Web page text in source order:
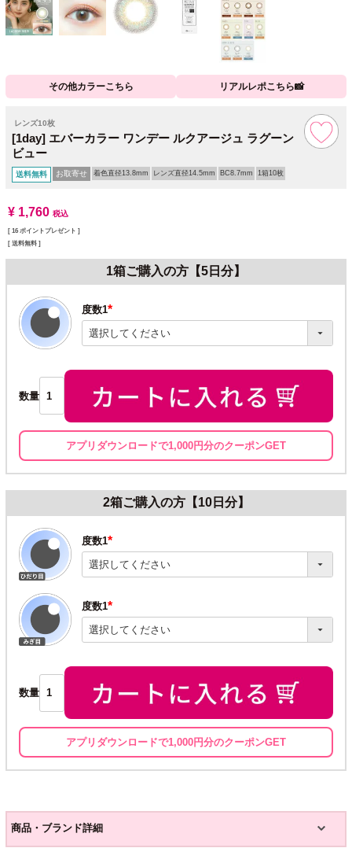
その他カラーこちら リアルレポこちら📸
レンズ10枚
[1day] エバーカラー ワンデー ルクアージュ ラグーン
ビュー
送料無料 お取寄せ 着色直径13.8mm レンズ直径14.5mm BC8.7mm 1箱10枚
¥ 1,760 税込
[ 16 ポイントプレゼント ]
送料無料
1箱ご購入の方【5日分】
度数1
(必
須)
数量
アプリダウンロードで1,000円分のクーポンGET
2箱ご購入の方【10日分】
度数1
(必
須)
度数1
(必
須)
数量
アプリダウンロードで1,000円分のクーポンGET
商品・ブランド詳細